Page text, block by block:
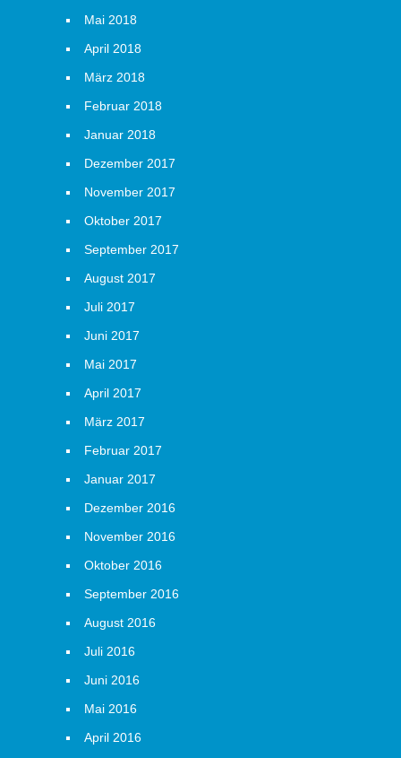
Mai 2018
April 2018
März 2018
Februar 2018
Januar 2018
Dezember 2017
November 2017
Oktober 2017
September 2017
August 2017
Juli 2017
Juni 2017
Mai 2017
April 2017
März 2017
Februar 2017
Januar 2017
Dezember 2016
November 2016
Oktober 2016
September 2016
August 2016
Juli 2016
Juni 2016
Mai 2016
April 2016